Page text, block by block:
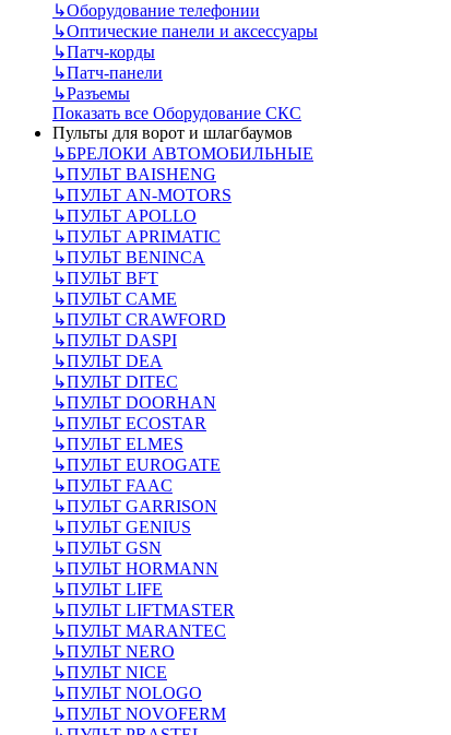
↳Оборудование телефонии
↳Оптические панели и аксессуары
↳Патч-корды
↳Патч-панели
↳Разъемы
Показать все Оборудование СКС
Пульты для ворот и шлагбаумов
↳БРЕЛОКИ АВТОМОБИЛЬНЫЕ
↳ПУЛЬТ BAISHENG
↳ПУЛЬТ AN-MOTORS
↳ПУЛЬТ APOLLO
↳ПУЛЬТ APRIMATIC
↳ПУЛЬТ BENINCA
↳ПУЛЬТ BFT
↳ПУЛЬТ CAME
↳ПУЛЬТ CRAWFORD
↳ПУЛЬТ DASPI
↳ПУЛЬТ DEA
↳ПУЛЬТ DITEC
↳ПУЛЬТ DOORHAN
↳ПУЛЬТ ECOSTAR
↳ПУЛЬТ ELMES
↳ПУЛЬТ EUROGATE
↳ПУЛЬТ FAAC
↳ПУЛЬТ GARRISON
↳ПУЛЬТ GENIUS
↳ПУЛЬТ GSN
↳ПУЛЬТ HORMANN
↳ПУЛЬТ LIFE
↳ПУЛЬТ LIFTMASTER
↳ПУЛЬТ MARANTEC
↳ПУЛЬТ NERO
↳ПУЛЬТ NICE
↳ПУЛЬТ NOLOGO
↳ПУЛЬТ NOVOFERM